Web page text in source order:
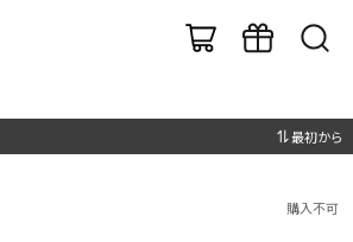
最初から
購入不可